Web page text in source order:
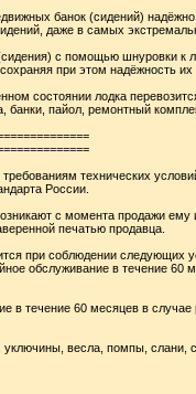
банок (сидений)
даже в самых
с помощью шнуровки
при этом надёжность
состоянии лодка
пайол, ремонтный
технических
России.
с момента продажи
печатью продавца.
при соблюдении следующих
обслуживание в течение
в течение 60 месяцев в случае
весла, помпы, слани,